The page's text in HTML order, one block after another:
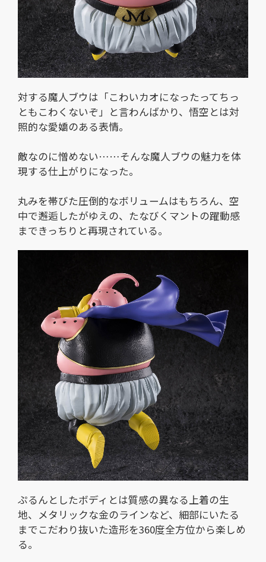
対する魔人ブウは「こわいカオになったってちっ
ともこわくないぞ」と言わんばかり、悟空とは対
照的な愛嬌のある表情。
敵なのに憎めない……そんな魔人ブウの魅力を体
現する仕上がりになった。
丸みを帯びた圧倒的なボリュームはもちろん、空
中で邂逅したがゆえの、たなびくマントの躍動感
まできっちりと再現されている。
ぷるんとしたボディとは質感の異なる上着の生
地、メタリックな金のラインなど、細部にいたる
までこだわり抜いた造形を360度全方位から楽しめ
る。